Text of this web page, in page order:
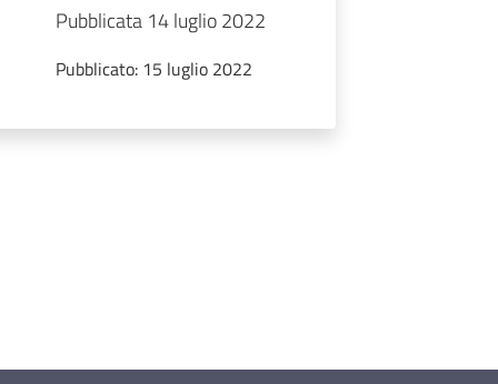
Pubblicata 14 luglio 2022
Pubblicato: 15 luglio 2022